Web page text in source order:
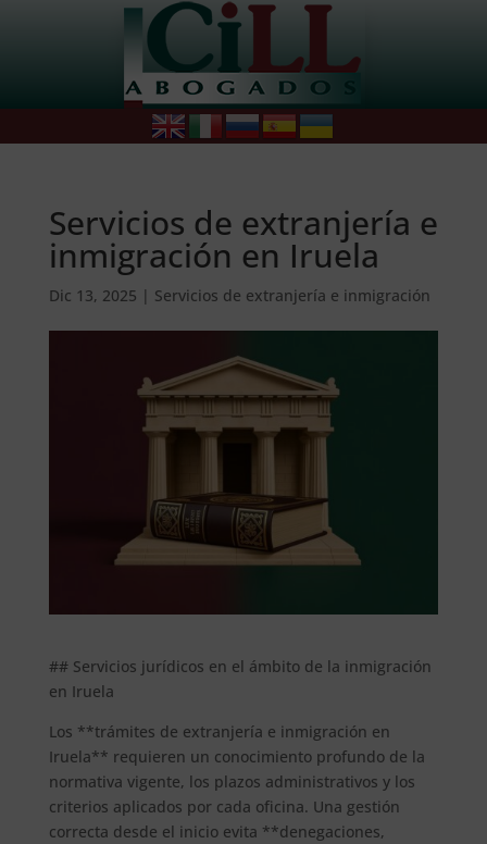
Servicios de extranjería e
inmigración en Iruela
Dic 13, 2025 | Servicios de extranjería e inmigración
## Servicios jurídicos en el ámbito de la inmigración
en Iruela
Los **trámites de extranjería e inmigración en
Iruela** requieren un conocimiento profundo de la
normativa vigente, los plazos administrativos y los
criterios aplicados por cada oficina. Una gestión
correcta desde el inicio evita **denegaciones,